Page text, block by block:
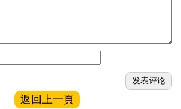
返回上一頁